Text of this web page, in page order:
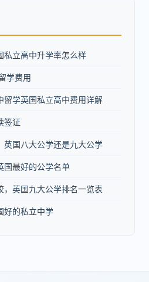
私立高中升学率怎么样
学费用
留学英国私立高中费用详解
签证
英国八大公学还是九大公学
国最好的公学名单
，英国九大公学排名一览表
好的私立中学